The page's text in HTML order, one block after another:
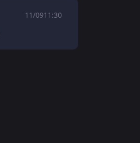
11/0911:30